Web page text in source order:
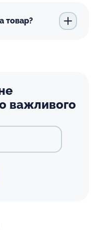
товар?
важливого